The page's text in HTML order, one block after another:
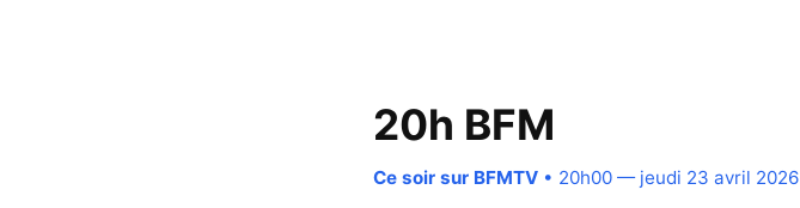
20h BFM
Ce soir sur BFMTV • 20h00 — jeudi 23 avril 2026